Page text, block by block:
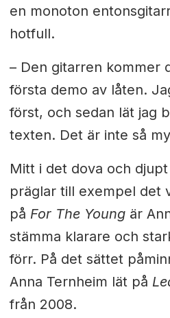
en monoton
hotfull.
– Den gitarren kommer
första demo av låten.
först, och sedan lät jag
texten. Det är inte så
Mitt i det dova och
präglar till exempel det
på For The Youngär
stämma klarare och
förr. På det sättet
Anna Ternheim lät på
från 2008.